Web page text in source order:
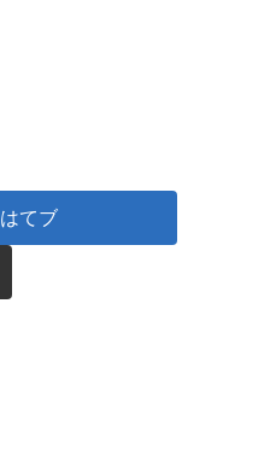
はてブ